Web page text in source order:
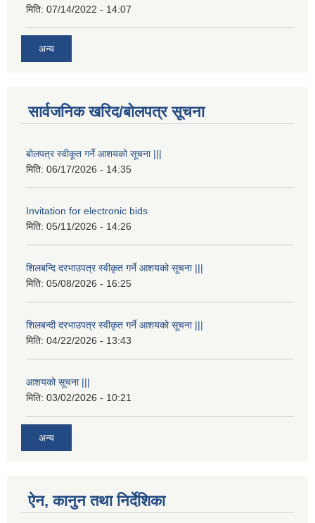
मिति: 07/14/2022 - 14:07
अन्य
सार्वजनिक खरिद/बोलपत्र सूचना
बोलपत्र स्वीकूत गर्ने आशयको सूचना |||
मिति: 06/17/2026 - 14:35
Invitation for electronic bids
मिति: 05/11/2026 - 14:26
शिलबन्दि दरभाउपत्र स्वीकृत गर्ने आशयको सूचना |||
मिति: 05/08/2026 - 16:25
शिलबन्दी दरभाउपत्र स्वीकृत गर्ने आशयको सूचना |||
मिति: 04/22/2026 - 13:43
आशयको सूचना |||
मिति: 03/02/2026 - 10:21
अन्य
ऐन, कानुन तथा निर्देशिका